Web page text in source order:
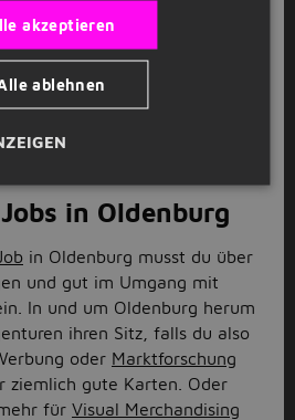
und der botanische
Besucher in die Stadt.
Unternehmen viele
heute auf Stellenangebote in
in Oldenburg
in Oldenburg musst du über
und gut im Umgang mit
In und um Oldenburg herum
ihren Sitz, falls du also
oder Marktforschung
ziemlich gute Karten. Oder
für Visual Merchandising
akzeptieren
ablehnen